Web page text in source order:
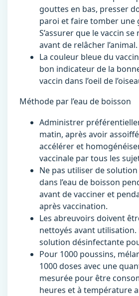
gouttes en bas, presser
paroi et faire tomber une
S’assurer que le vaccin se
avant de relâcher l’animal.
La couleur bleue du vaccin
bon indicateur de la
vaccin dans l’oeil de
Méthode par l’eau de boisson
Administrer
matin, après avoir
accélérer et
vaccinale par tous les
Ne pas utiliser de
dans l’eau de boisson
avant de vacciner et
après vaccination.
Les abreuvoirs doivent
nettoyés avant utilisation.
solution désinfectante
Pour 1000 poussins,
1000 doses avec une
mesurée pour être
heures et à température